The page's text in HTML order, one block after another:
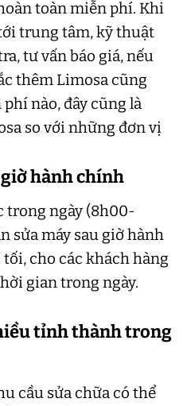
toàn miễn phí. Khi
trung tâm, kỹ thuật
tư vấn báo giá, nếu
thêm Limosa cũng
nào, đây cũng là
so với những đơn vị
hành chính
trong ngày (8h00-
sửa máy sau giờ hành
cho các khách hàng
gian trong ngày.
tỉnh thành trong
cầu sửa chữa có thể